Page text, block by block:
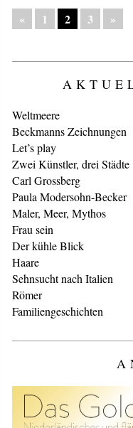
« 1 2 3 »
Weltmeere
Beckmanns Zeichnungen
Let’s play
Zwei Künstler, drei Städte
Carl Grossberg
Paula Modersohn-Becker
Maler, Meer, Mythos
Frau sein
Der kühle Blick
Haare
Sehnsucht nach Italien
Römer
Familiengeschichten